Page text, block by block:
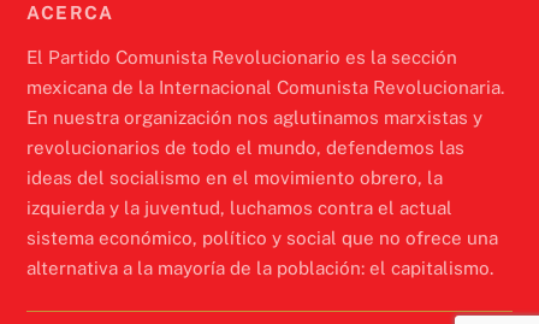
ACERCA
El Partido Comunista Revolucionario es la sección
mexicana de la Internacional Comunista Revolucionaria.
En nuestra organización nos aglutinamos marxistas y
revolucionarios de todo el mundo, defendemos las
ideas del socialismo en el movimiento obrero, la
izquierda y la juventud, luchamos contra el actual
sistema económico, político y social que no ofrece una
alternativa a la mayoría de la población: el capitalismo.